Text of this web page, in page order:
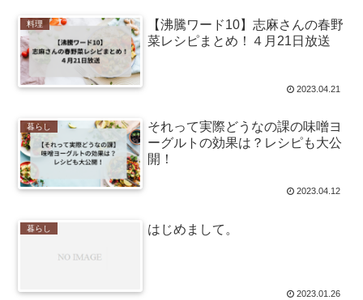
料理
【沸騰ワード10】志麻さんの春野
菜レシピまとめ！４月21日放送
2023.04.21
暮らし
それって実際どうなの課の味噌ヨ
ーグルトの効果は？レシピも大公
開！
2023.04.12
暮らし はじめまして。
2023.01.26